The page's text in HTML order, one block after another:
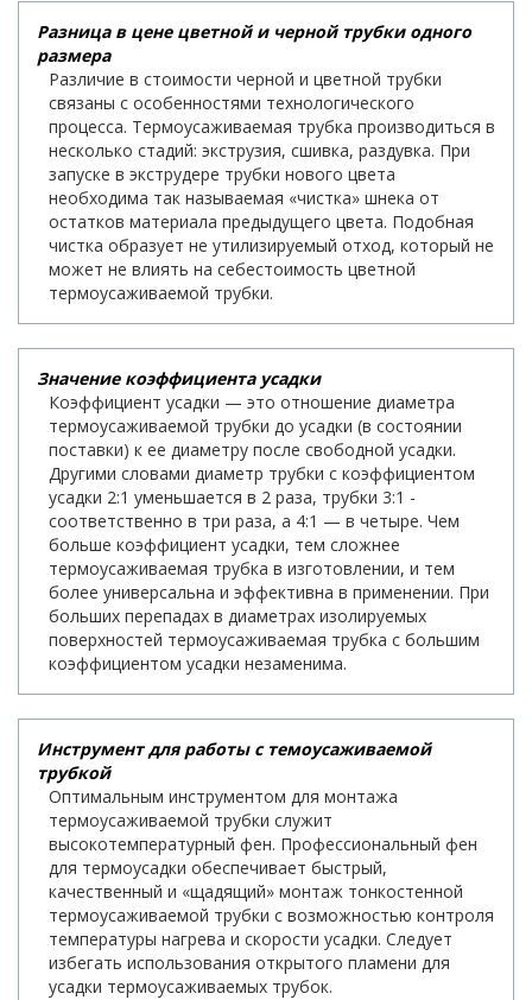
Разница в цене цветной и черной трубки одного
размера
Различие в стоимости черной и цветной трубки
связаны с особенностями технологического
процесса. Термоусаживаемая трубка производиться в
несколько стадий: экструзия, сшивка, раздувка. При
запуске в экструдере трубки нового цвета
необходима так называемая «чистка» шнека от
остатков материала предыдущего цвета. Подобная
чистка образует не утилизируемый отход, который не
может не влиять на себестоимость цветной
термоусаживаемой трубки.
Значение коэффициента усадки
Коэффициент усадки — это отношение диаметра
термоусаживаемой трубки до усадки (в состоянии
поставки) к ее диаметру после свободной усадки.
Другими словами диаметр трубки с коэффициентом
усадки 2:1 уменьшается в 2 раза, трубки 3:1 -
соответственно в три раза, а 4:1 — в четыре. Чем
больше коэффициент усадки, тем сложнее
термоусаживаемая трубка в изготовлении, и тем
более универсальна и эффективна в применении. При
больших перепадах в диаметрах изолируемых
поверхностей термоусаживаемая трубка с большим
коэффициентом усадки незаменима.
Инструмент для работы с темоусаживаемой
трубкой
Оптимальным инструментом для монтажа
термоусаживаемой трубки служит
высокотемпературный фен. Профессиональный фен
для термоусадки обеспечивает быстрый,
качественный и «щадящий» монтаж тонкостенной
термоусаживаемой трубки с возможностью контроля
температуры нагрева и скорости усадки. Следует
избегать использования открытого пламени для
усадки термоусаживаемых трубок.